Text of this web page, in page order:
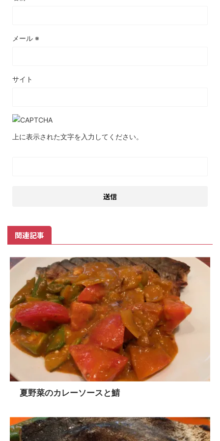
メール ※
サイト
上に表示された文字を入力してください。
関連記事
夏野菜のカレーソースと鯖